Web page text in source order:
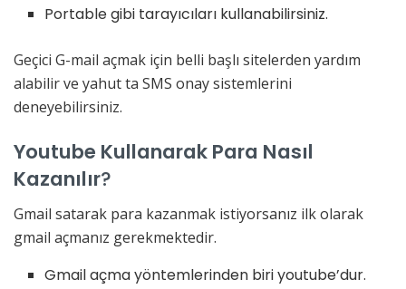
Portable gibi tarayıcıları kullanabilirsiniz.
Geçici G-mail açmak için belli başlı sitelerden yardım
alabilir ve yahut ta SMS onay sistemlerini
deneyebilirsiniz.
Youtube Kullanarak Para Nasıl
Kazanılır?
Gmail satarak para kazanmak istiyorsanız ilk olarak
gmail açmanız gerekmektedir.
Gmail açma yöntemlerinden biri youtube’dur.